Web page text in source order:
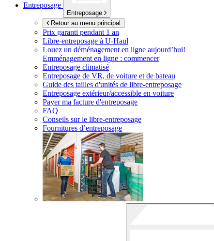
Entreposage
Entreposage
Retour au menu principal
Prix garanti pendant 1 an
Libre-entreposage à U-Haul
Louez un déménagement en ligne aujourd’hui!
Emménagement en ligne : commencer
Entreposage climatisé
Entreposage de VR, de voiture et de bateau
Guide des tailles d'unités de libre-entreposage
Entreposage extérieur/accessible en voiture
Payer ma facture d'entreposage
FAQ
Conseils sur le libre-entreposage
Fournitures d’entreposage